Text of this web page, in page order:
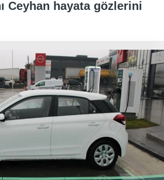
Ceyhan hayata gözlerini